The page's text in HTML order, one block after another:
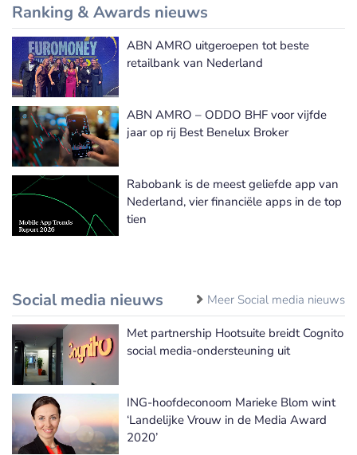
Ranking & Awards nieuws
Meer Ranking & Awards nieuws
ABN AMRO uitgeroepen tot beste
retailbank van Nederland
ABN AMRO – ODDO BHF voor vijfde
jaar op rij Best Benelux Broker
Rabobank is de meest geliefde app van
Nederland, vier financiële apps in de top
tien
Social media nieuws Meer Social media nieuws
Met partnership Hootsuite breidt Cognito
social media-ondersteuning uit
ING-hoofdeconoom Marieke Blom wint
‘Landelijke Vrouw in de Media Award
2020’